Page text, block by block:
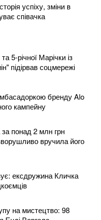
успіху, зміни в
співачка
5-річної Марічки із
підірвав соцмережі
бренду Alo
кампейну
понад 2 млн грн
вручила його
ексдружина Кличка
на мистецтво: 98